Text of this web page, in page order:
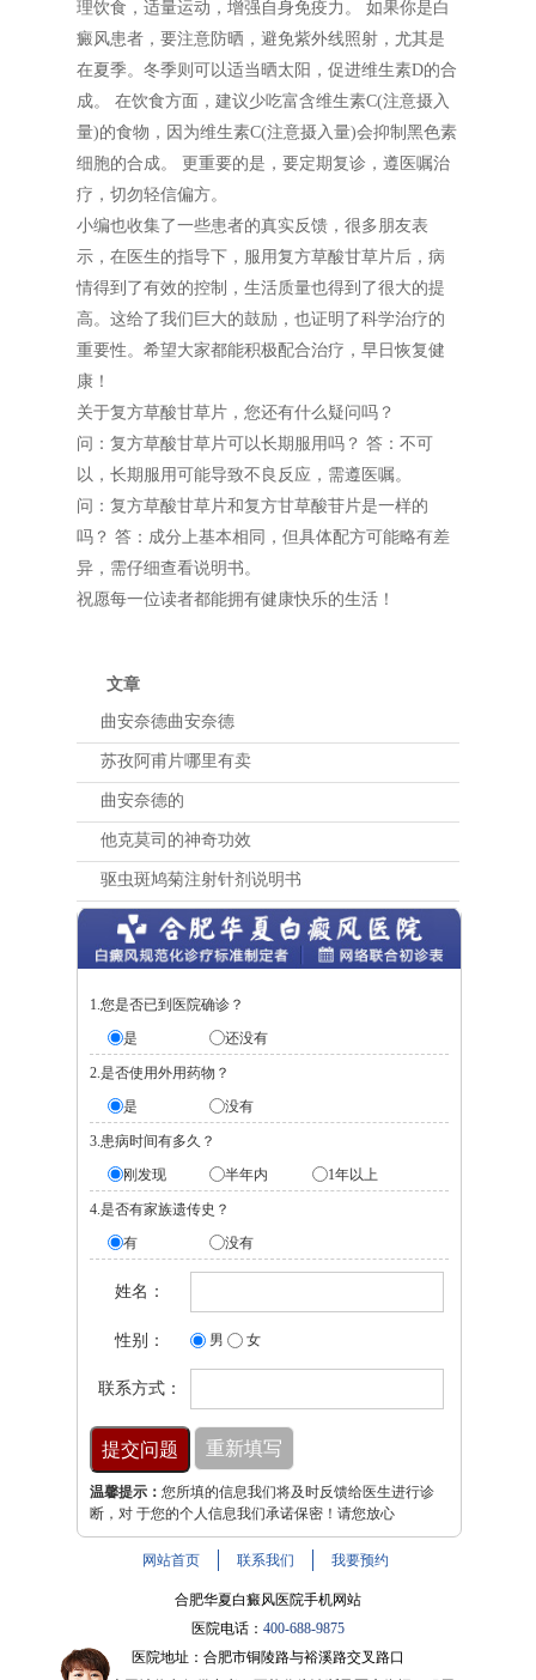
理饮食，适量运动，增强自身免疫力。 如果你是白
癜风患者，要注意防晒，避免紫外线照射，尤其是
在夏季。冬季则可以适当晒太阳，促进维生素D的合
成。 在饮食方面，建议少吃富含维生素C(注意摄入
量)的食物，因为维生素C(注意摄入量)会抑制黑色素
细胞的合成。 更重要的是，要定期复诊，遵医嘱治
疗，切勿轻信偏方。
小编也收集了一些患者的真实反馈，很多朋友表
示，在医生的指导下，服用复方草酸甘草片后，病
情得到了有效的控制，生活质量也得到了很大的提
高。这给了我们巨大的鼓励，也证明了科学治疗的
重要性。希望大家都能积极配合治疗，早日恢复健
康！
关于复方草酸甘草片，您还有什么疑问吗？
问：复方草酸甘草片可以长期服用吗？ 答：不可
以，长期服用可能导致不良反应，需遵医嘱。
问：复方草酸甘草片和复方甘草酸苷片是一样的
吗？ 答：成分上基本相同，但具体配方可能略有差
异，需仔细查看说明书。
祝愿每一位读者都能拥有健康快乐的生活！
文章
曲安奈德曲安奈德
苏孜阿甫片哪里有卖
曲安奈德的
他克莫司的神奇功效
驱虫斑鸠菊注射针剂说明书
1.您是否已到医院确诊？
是
还没有
2.是否使用外用药物？
是
没有
3.患病时间有多久？
刚发现
半年内 1年以上
4.是否有家族遗传史？
有
没有
姓名：
性别： 男 女
联系方式：
温馨提示： 您所填的信息我们将及时反馈给医生进行诊
断，对 于您的个人信息我们承诺保密！请您放心
网站首页 联系我们 我要预约
合肥华夏白癜风医院手机网站
医院电话： 400-688-9875
医院地址：合肥市铜陵路与裕溪路交叉路口